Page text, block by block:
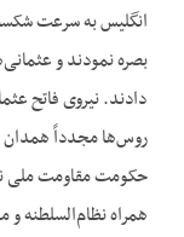
انگلیس به سرعت
بصره نمودند و
دادند. نیروی فاتح
روس‌‌ها مجدداً همدان
حکومت مقاومت ملی
همراه نظام‌‌السلطنه